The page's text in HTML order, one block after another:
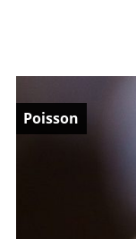
Poisson